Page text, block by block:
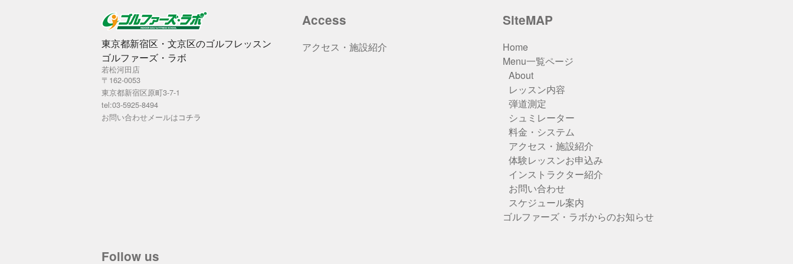
東京都新宿区・文京区のゴルフレッスン
ゴルファーズ・ラボ
若松河田店
〒162-0053
東京都新宿区原町3-7-1
tel:03-5925-8494
お問い合わせメールはコチラ
Access
アクセス・施設紹介
SiteMAP
Home
Menu一覧ページ
About
レッスン内容
弾道測定
シュミレーター
料金・システム
アクセス・施設紹介
体験レッスンお申込み
インストラクター紹介
お問い合わせ
スケジュール案内
ゴルファーズ・ラボからのお知らせ
Follow us